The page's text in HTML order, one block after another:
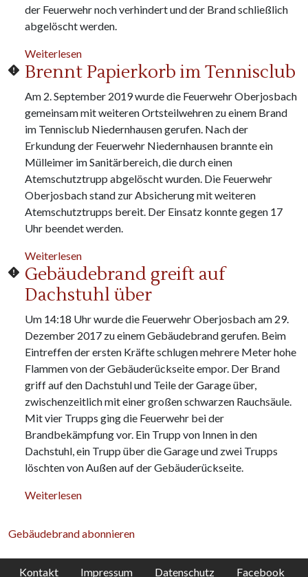
der Feuerwehr noch verhindert und der Brand schließlich
abgelöscht werden.
Weiterlesenüber Gebäudebrand auf dem Schäfersberg
Brennt Papierkorb im Tennisclub
Am 2. September 2019 wurde die Feuerwehr Oberjosbach
gemeinsam mit weiteren Ortsteilwehren zu einem Brand
im Tennisclub Niedernhausen gerufen. Nach der
Erkundung der Feuerwehr Niedernhausen brannte ein
Mülleimer im Sanitärbereich, die durch einen
Atemschutztrupp abgelöscht wurden. Die Feuerwehr
Oberjosbach stand zur Absicherung mit weiteren
Atemschutztrupps bereit. Der Einsatz konnte gegen 17
Uhr beendet werden.
Weiterlesenüber Brennt Papierkorb im Tennisclub
Gebäudebrand greift auf
Dachstuhl über
Um 14:18 Uhr wurde die Feuerwehr Oberjosbach am 29.
Dezember 2017 zu einem Gebäudebrand gerufen. Beim
Eintreffen der ersten Kräfte schlugen mehrere Meter hohe
Flammen von der Gebäuderückseite empor. Der Brand
griff auf den Dachstuhl und Teile der Garage über,
zwischenzeitlich mit einer großen schwarzen Rauchsäule.
Mit vier Trupps ging die Feuerwehr bei der
Brandbekämpfung vor. Ein Trupp von Innen in den
Dachstuhl, ein Trupp über die Garage und zwei Trupps
löschten von Außen auf der Gebäuderückseite.
Weiterlesenüber Gebäudebrand greift auf Dachstuhl über
Gebäudebrand abonnieren
Kontakt Impressum Datenschutz Facebook